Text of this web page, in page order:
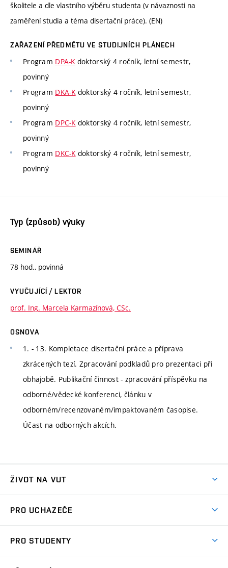
školitele a dle vlastního výběru studenta (v návaznosti na
zaměření studia a téma disertační práce). (EN)
ZAŘAZENÍ PŘEDMĚTU VE STUDIJNÍCH PLÁNECH
Program DPA-Kdoktorský 4 ročník, letní semestr,
povinný
Program DKA-Kdoktorský 4 ročník, letní semestr,
povinný
Program DPC-Kdoktorský 4 ročník, letní semestr,
povinný
Program DKC-Kdoktorský 4 ročník, letní semestr,
povinný
Typ (způsob) výuky
SEMINÁŘ
78 hod., povinná
VYUČUJÍCÍ / LEKTOR
prof. Ing. Marcela Karmazínová, CSc.
OSNOVA
1. - 13. Kompletace disertační práce a příprava
zkrácených tezí. Zpracování podkladů pro prezentaci při
obhajobě. Publikační činnost - zpracování příspěvku na
odborné/vědecké konferenci, článku v
odborném/recenzovaném/impaktovaném časopise.
Účast na odborných akcích.
ŽIVOT NA VUT
Koleje
PRO UCHAZEČE
PRO STUDENTY